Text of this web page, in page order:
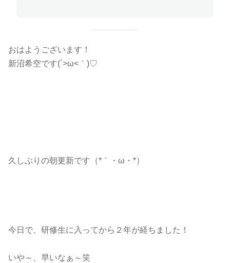
おはようございます！
新沼希空です(´>ω<｀)♡
久しぶりの朝更新です（*｀・ω・*）ゞ
今日で、研修生に入ってから２年が経ちました！
いや～、早いなぁ～笑